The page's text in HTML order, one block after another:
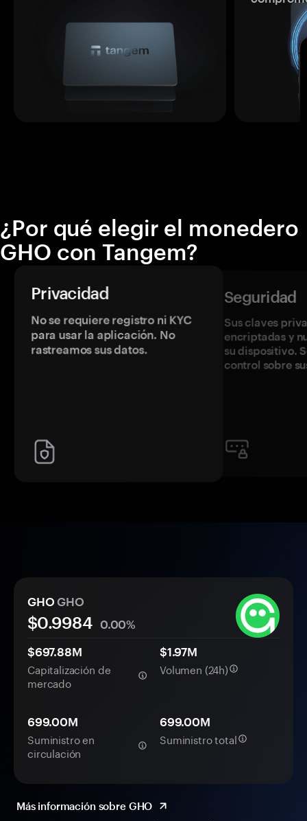
¿Por qué elegir el monedero
GHO con Tangem?
Privacidad
No se requiere registro ni KYC
para usar la aplicación. No
rastreamos sus datos.
Seguridad
Sus claves
encriptadas y
su dispositivo.
control sobre
GHO GHO
$0.9984
0.00%
$697.88M
Capitalización de
mercado
$1.97M
Volumen (24h)
699.00M
Suministro en
circulación
699.00M
Suministro total
Más información sobre GHO